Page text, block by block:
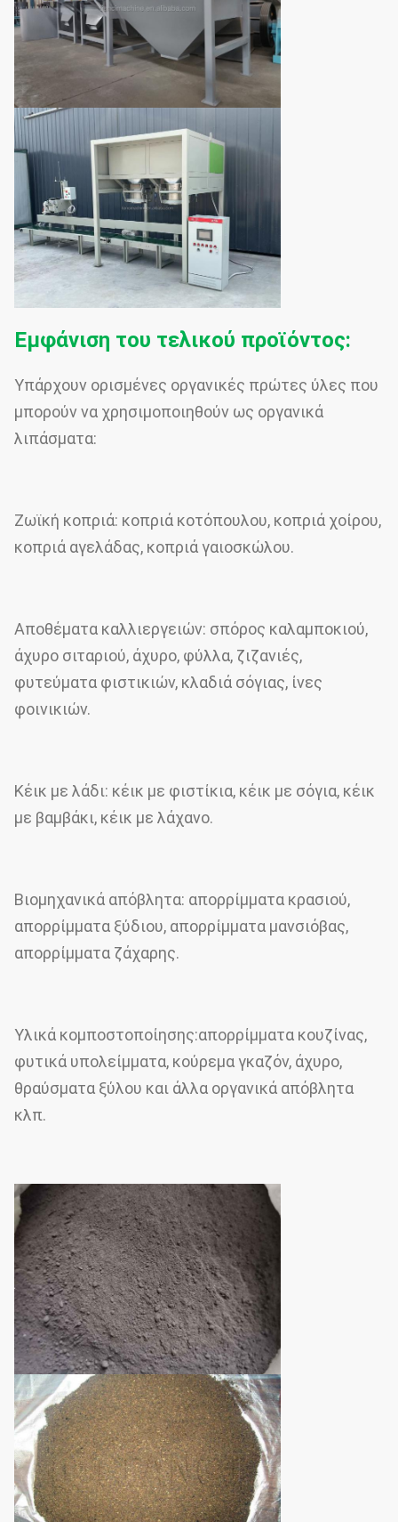
Εμφάνιση του τελικού προϊόντος:
Υπάρχουν ορισμένες οργανικές πρώτες ύλες που
μπορούν να χρησιμοποιηθούν ως οργανικά
λιπάσματα:
Ζωϊκή κοπριά: κοπριά κοτόπουλου, κοπριά χοίρου,
κοπριά αγελάδας, κοπριά γαιοσκώλου.
Αποθέματα καλλιεργειών: σπόρος καλαμποκιού,
άχυρο σιταριού, άχυρο, φύλλα, ζιζανιές,
φυτεύματα φιστικιών, κλαδιά σόγιας, ίνες
φοινικιών.
Κέικ με λάδι: κέικ με φιστίκια, κέικ με σόγια, κέικ
με βαμβάκι, κέικ με λάχανο.
Βιομηχανικά απόβλητα: απορρίμματα κρασιού,
απορρίμματα ξύδιου, απορρίμματα μανσιόβας,
απορρίμματα ζάχαρης.
Υλικά κομποστοποίησης:απορρίμματα κουζίνας,
φυτικά υπολείμματα, κούρεμα γκαζόν, άχυρο,
θραύσματα ξύλου και άλλα οργανικά απόβλητα
κλπ.